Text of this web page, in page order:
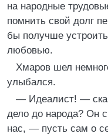
на народные
помнить свой долг
бы получше
любовью.
Хмаров шел
улыбался.
— Идеалист! —
дело до народа? Он
нас, — пусть сам о